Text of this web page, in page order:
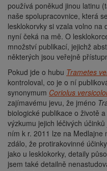
používá poněkud jinou latinu
naše spolupracovnice, která
lesklokorvky si vzala volno
nyní čeká na mě. O
množství publikací, jejichž
některých jsou veřejně
Pokud jde o hubu Trametes
kontroloval, co je o ní
synonymum Coriolus
zajímavému jevu, že jméno
biologické publikace o životě
výzkumu jejich léčivých
ním k r. 2011 lze na Medlajne
zdálo, že protirakovinné
jako u lesklokorky, detaily
jsem také detailně